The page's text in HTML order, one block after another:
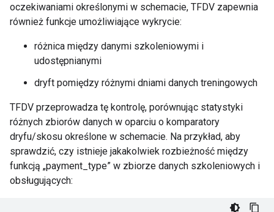
oczekiwaniami określonymi w schemacie, TFDV zapewnia
również funkcje umożliwiające wykrycie:
różnica między danymi szkoleniowymi i
udostępnianymi
dryft pomiędzy różnymi dniami danych treningowych
TFDV przeprowadza tę kontrolę, porównując statystyki
różnych zbiorów danych w oparciu o komparatory
dryfu/skosu określone w schemacie. Na przykład, aby
sprawdzić, czy istnieje jakakolwiek rozbieżność między
funkcją „payment_type” w zbiorze danych szkoleniowych i
obsługujących: